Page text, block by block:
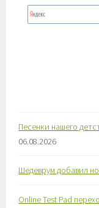
Песенки нашего
06.08.2026
Шедеврум добавил
Online Test Pad